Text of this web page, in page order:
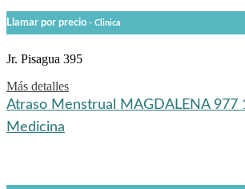
Llamar por precio - Clinica
Jr. Pisagua 395
Más detalles
Atraso Menstrual MAGDALENA 977
Medicina